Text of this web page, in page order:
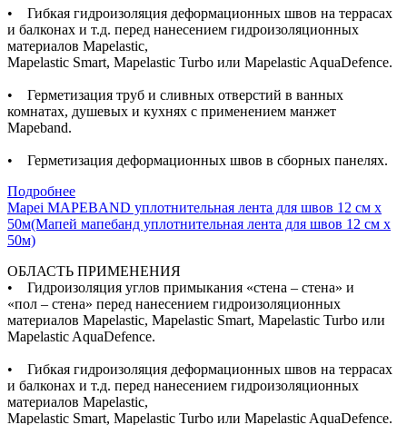
• Гибкая гидроизоляция деформационных швов на террасах
и балконах и т.д. перед нанесением гидроизоляционных
материалов Mapelastic,
Mapelastic Smart, Mapelastic Turbo или Mapelastic AquaDefence.
• Герметизация труб и сливных отверстий в ванных
комнатах, душевых и кухнях с применением манжет
Mapeband.
• Герметизация деформационных швов в сборных панелях.
Подробнее
Mapei MAPEBAND уплотнительная лента для швов 12 см х
50м(Мапей мапебанд уплотнительная лента для швов 12 см х
50м)
ОБЛАСТЬ ПРИМЕНЕНИЯ
• Гидроизоляция углов примыкания «стена – стена» и
«пол – стена» перед нанесением гидроизоляционных
материалов Mapelastic, Mapelastic Smart, Mapelastic Turbo или
Mapelastic AquaDefence.
• Гибкая гидроизоляция деформационных швов на террасах
и балконах и т.д. перед нанесением гидроизоляционных
материалов Mapelastic,
Mapelastic Smart, Mapelastic Turbo или Mapelastic AquaDefence.